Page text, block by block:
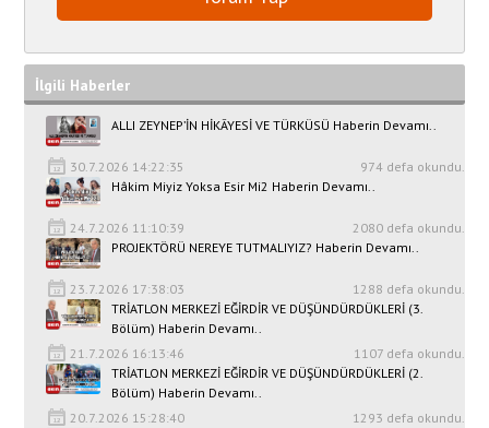
İlgili Haberler
ALLI ZEYNEP’İN HİKÂYESİ VE TÜRKÜSÜ Haberin Devamı..
30.7.2026 14:22:35
974 defa okundu.
Hâkim Miyiz Yoksa Esir Mi2 Haberin Devamı..
24.7.2026 11:10:39
2080 defa okundu.
PROJEKTÖRÜ NEREYE TUTMALIYIZ? Haberin Devamı..
23.7.2026 17:38:03
1288 defa okundu.
TRİATLON MERKEZİ EĞİRDİR VE DÜŞÜNDÜRDÜKLERİ (3.
Bölüm) Haberin Devamı..
21.7.2026 16:13:46
1107 defa okundu.
TRİATLON MERKEZİ EĞİRDİR VE DÜŞÜNDÜRDÜKLERİ (2.
Bölüm) Haberin Devamı..
20.7.2026 15:28:40
1293 defa okundu.